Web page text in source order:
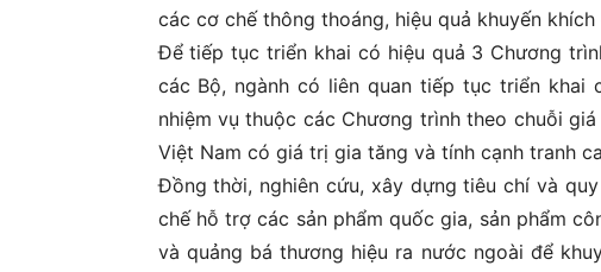
các cơ chế thông thoáng, hiệu quả khuyến
Để tiếp tục triển khai có hiệu quả 3 Chương
các Bộ, ngành có liên quan tiếp tục triển
nhiệm vụ thuộc các Chương trình theo chuỗi
Việt Nam có giá trị gia tăng và tính cạnh tranh
Đồng thời, nghiên cứu, xây dựng tiêu chí và
chế hỗ trợ các sản phẩm quốc gia, sản phẩm
và quảng bá thương hiệu ra nước ngoài để